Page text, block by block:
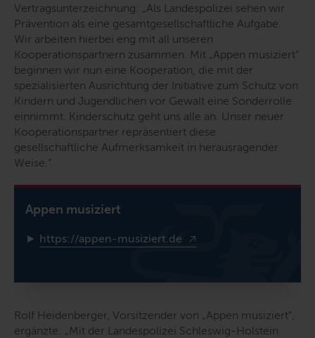
Vertragsunterzeichnung: „Als Landespolizei sehen wir
Prävention als eine gesamtgesellschaftliche Aufgabe.
Wir arbeiten hierbei eng mit all unseren
Kooperationspartnern zusammen. Mit „Appen musiziert“
beginnen wir nun eine Kooperation, die mit der
spezialisierten Ausrichtung der Initiative zum Schutz von
Kindern und Jugendlichen vor Gewalt eine Sonderrolle
einnimmt. Kinderschutz geht uns alle an. Unser neuer
Kooperationspartner repräsentiert diese
gesellschaftliche Aufmerksamkeit in herausragender
Weise.“
Appen musiziert
► https://appen-musiziert.de
Rolf Heidenberger, Vorsitzender von „Appen musiziert“,
ergänzte: „Mit der Landespolizei Schleswig-Holstein